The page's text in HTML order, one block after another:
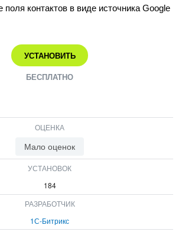
ҚАЗАҚША
ВХОД
поля контактов в виде источника Google
УСТАНОВИТЬ
БЕСПЛАТНО
ОЦЕНКА
Мало оценок
УСТАНОВОК
184
РАЗРАБОТЧИК
1С-Битрикс